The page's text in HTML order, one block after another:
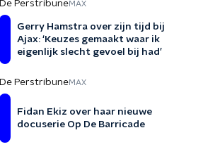
De PerstribuneMAX
Gerry Hamstra over zijn tijd bij
Ajax: ‘Keuzes gemaakt waar ik
eigenlijk slecht gevoel bij had’
De PerstribuneMAX
Fidan Ekiz over haar nieuwe
docuserie Op De Barricade